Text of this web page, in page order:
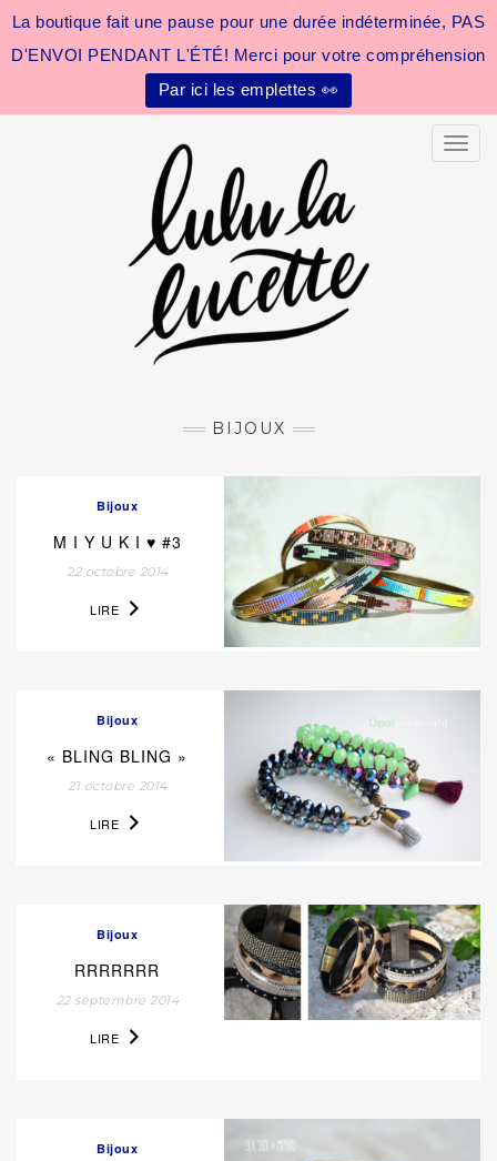
La boutique fait une pause pour une durée indéterminée, PAS
D'ENVOI PENDANT L'ÉTÉ! Merci pour votre compréhension
Par ici les emplettes 👀
BIJOUX
Bijoux
M I Y U K I ♥ #3
22 octobre 2014
LIRE
Bijoux
« BLING BLING »
21 octobre 2014
LIRE
Bijoux
RRRRRRR
22 septembre 2014
LIRE
Bijoux